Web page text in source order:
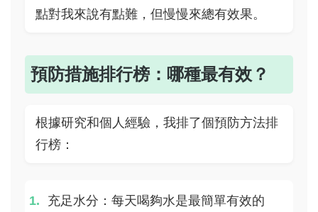
點對我來說有點難，但慢慢來總有效果。
預防措施排行榜：哪種最有效？
根據研究和個人經驗，我排了個預防方法排
行榜：
充足水分：每天喝夠水是最簡單有效的